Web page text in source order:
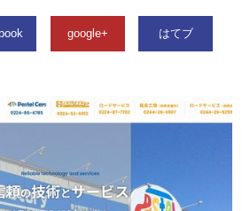
google+ はてブ